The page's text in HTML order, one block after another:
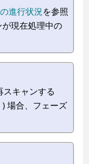
進行状況を参照
現在処理中の
スキャンする
) 場合、フェーズ